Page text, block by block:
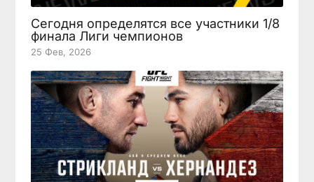
Сегодня определятся все участники 1/8
финала Лиги чемпионов
25 Фев, 2026